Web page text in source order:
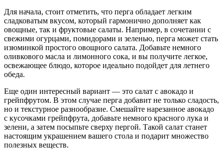
Для начала, стоит отметить, что перга обладает легким
сладковатым вкусом, который гармонично дополняет как
овощные, так и фруктовые салаты. Например, в сочетании с
свежими огурцами, помидорами и зеленью, перга может стать
изюминкой простого овощного салата. Добавьте немного
оливкового масла и лимонного сока, и вы получите легкое,
освежающее блюдо, которое идеально подойдет для летнего
обеда.
Еще один интересный вариант — это салат с авокадо и
грейпфрутом. В этом случае перга добавит не только сладость,
но и текстурное разнообразие. Смешайте нарезанное авокадо
с кусочками грейпфрута, добавьте немного красного лука и
зелени, а затем посыпьте сверху пергой. Такой салат станет
настоящим украшением вашего стола и подарит множество
полезных веществ.